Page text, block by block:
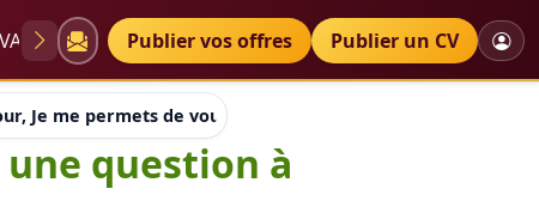
VAE Diplômes Petites annonces
Publier vos offres Publier un CV
Je me permets de vous contactez car j ai une question à
question à